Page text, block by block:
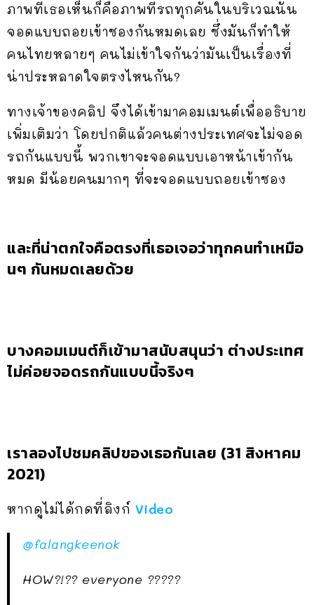
ภาพที่เธอเห็นก็คือภาพที่รถทุกคันในบริเวณนั้น
จอดแบบถอยเข้าซองกันหมดเลย ซึ่งมันก็ทำให้
คนไทยหลายๆ คนไม่เข้าใจกันว่ามันเป็นเรื่องที่
น่าประหลาดใจตรงไหนกัน?
ทางเจ้าของคลิป จึงได้เข้ามาคอมเมนต์เพื่ออธิบาย
เพิ่มเติมว่า โดยปกติแล้วคนต่างประเทศจะไม่จอด
รถกันแบบนี้ พวกเขาจะจอดแบบเอาหน้าเข้ากัน
หมด มีน้อยคนมากๆ ที่จะจอดแบบถอยเข้าซอง
และที่น่าตกใจคือตรงที่เธอเจอว่าทุกคนทำเหมือ
นๆ กันหมดเลยด้วย
บางคอมเมนต์ก็เข้ามาสนับสนุนว่า ต่างประเทศ
ไม่ค่อยจอดรถกันแบบนี้จริงๆ
เราลองไปชมคลิปของเธอกันเลย (31 สิงหาคม
2021)
หากดูไม่ได้กดที่ลิงก์ Video
@falangkeenok
HOW?!?? everyone ?????